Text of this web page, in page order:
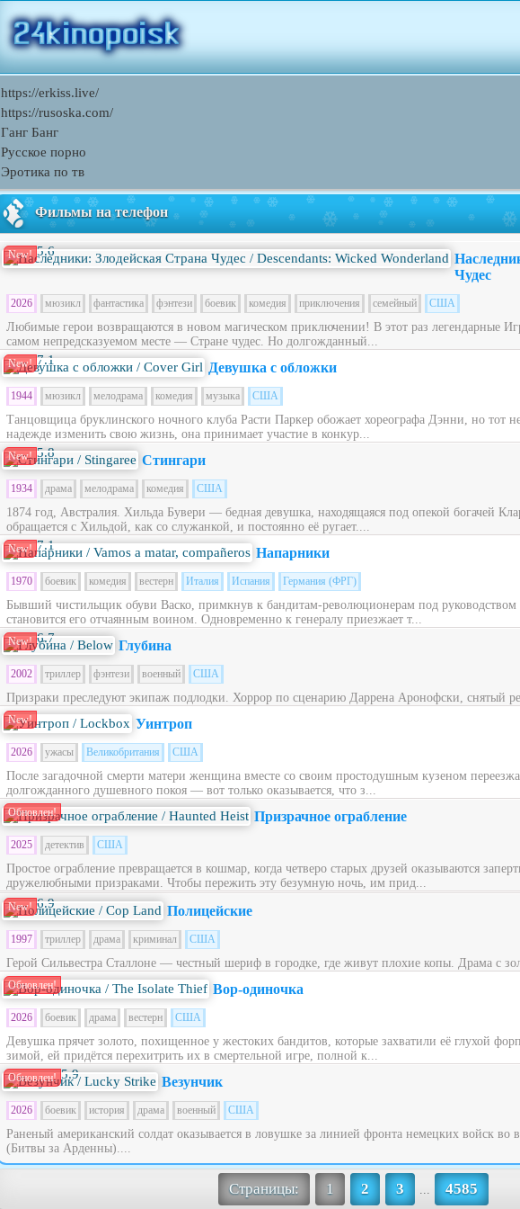
https://erkiss.live/
https://rusoska.com/
Ганг Банг
Русское порно
Эротика по тв
Фильмы на телефон
New! 5.6
Чудес
2026 мюзикл фантастика фэнтези боевик комедия приключения семейный США
Любимые герои возвращаются в новом магическом приключении! В этот раз легендарные
самом непредсказуемом месте — Стране чудес. Но долгожданный...
New! 7.1 Девушка с обложки
1944 мюзикл мелодрама комедия музыка США
Танцовщица бруклинского ночного клуба Расти Паркер обожает хореографа Дэнни, но тот
надежде изменить свою жизнь, она принимает участие в конкур...
New! 5.8 Стингари
1934 драма мелодрама комедия США
1874 год, Австралия. Хильда Бувери — бедная девушка, находящаяся под опекой богачей
обращается с Хильдой, как со служанкой, и постоянно её ругает....
New! 7.1 Напарники
1970 боевик комедия вестерн Италия Испания Германия (ФРГ)
Бывший чистильщик обуви Васко, примкнув к бандитам-революционерам под руководством
становится его отчаянным воином. Одновременно к генералу приезжает т...
New! 6.7 Глубина
2002 триллер фэнтези военный США
Призраки преследуют экипаж подлодки. Хоррор по сценарию Даррена Аронофски, снятый
New! Уинтроп
2026 ужасы Великобритания США
После загадочной смерти матери женщина вместе со своим простодушным кузеном
долгожданного душевного покоя — вот только оказывается, что з...
Обновлен! Призрачное ограбление
2025 детектив США
Простое ограбление превращается в кошмар, когда четверо старых друзей оказываются
дружелюбными призраками. Чтобы пережить эту безумную ночь, им прид...
New! 6.9 Полицейские
1997 триллер драма криминал США
Герой Сильвестра Сталлоне — честный шериф в городке, где живут плохие копы. Драма с
Обновлен! Вор-одиночка
2026 боевик драма вестерн США
Девушка прячет золото, похищенное у жестоких бандитов, которые захватили её глухой
зимой, ей придётся перехитрить их в смертельной игре, полной к...
Обновлен! 5.9 Везунчик
2026 боевик история драма военный США
Раненый американский солдат оказывается в ловушке за линией фронта немецких войск во
(Битвы за Арденны)....
Страницы: 1 2 3 ... 4585